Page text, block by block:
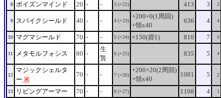
8 ポイズンマインド 20 - - 3 (+22) 413 3 2
9 スパイクシールド 40 - - 4 (+23)
+200+0(1周回)
+領x40
636 4 4
10 マグマシールド 70 - - 5 (+24) +150(砦1) 810 7 0
11 メタモルフォシス 80 -
生
贄
6 (+25) 835 5 4
12
マジックシェルタ
ー ※
70 - - 7 (+26)
+200+20(2周回)
+領x40
1081 5 2
13 リビングアーマー 70 - - 8 (+27) 1108 4 1